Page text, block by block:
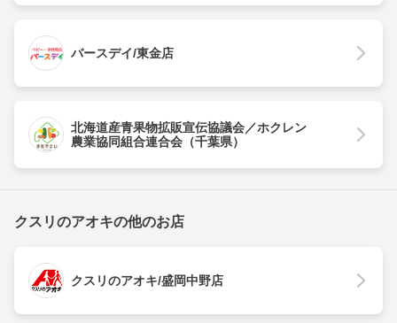
バースデイ/東金店
北海道産青果物拡販宣伝協議会／ホクレン
農業協同組合連合会（千葉県）
クスリのアオキの他のお店
クスリのアオキ/盛岡中野店